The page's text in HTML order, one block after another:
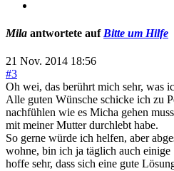
Mila antwortete auf Bitte um Hilfe
21 Nov. 2014 18:56
#3
Oh wei, das berührt mich sehr, was
Alle guten Wünsche schicke ich zu
nachfühlen wie es Micha gehen
mit meiner Mutter durchlebt habe.
So gerne würde ich helfen, aber
wohne, bin ich ja täglich auch
hoffe sehr, dass sich eine gute